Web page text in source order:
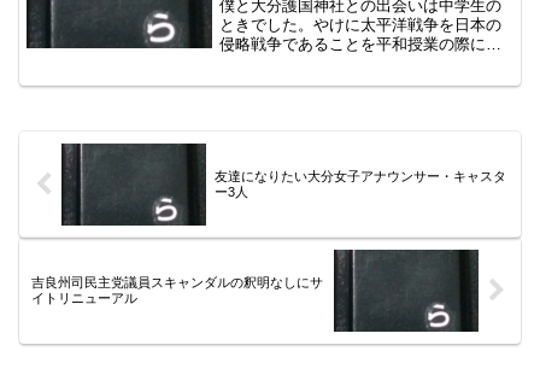
僕と大分護国神社との出会いは中学生の
ときでした。やけに太平洋戦争を日本の
侵略戦争であることを平和授業の際に担
たのがきっかけです。「インド、インド
友達になりたい大分女子アナウンサー・キャスタ
ー3人
吉良州司民主党議員スキャンダルの釈明なしにサ
イトリニューアル